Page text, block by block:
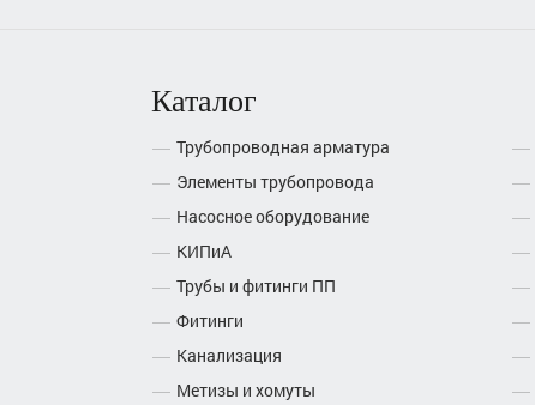
Каталог
Трубопроводная арматура
Элементы трубопровода
Насосное оборудование
КИПиА
Трубы и фитинги ПП
Фитинги
Канализация
Метизы и хомуты